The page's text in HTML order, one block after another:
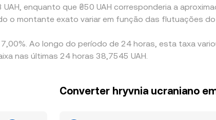
enquanto que ₴50 UAH corresponderia a
o montante exato variar em função das flutuações do
Ao longo do período de 24 horas, esta taxa
nas últimas 24 horas 38,7545 UAH.
Converter hryvnia ucraniano